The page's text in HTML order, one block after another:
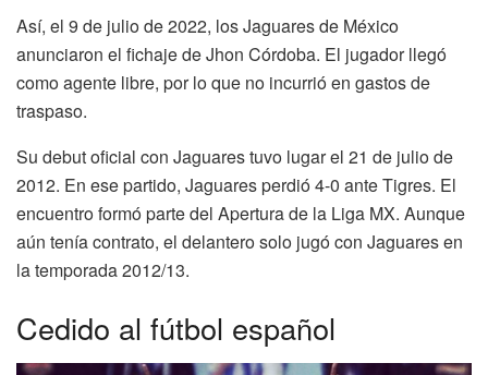
Así, el 9 de julio de 2022, los Jaguares de México
anunciaron el fichaje de Jhon Córdoba. El jugador llegó
como agente libre, por lo que no incurrió en gastos de
traspaso.
Su debut oficial con Jaguares tuvo lugar el 21 de julio de
2012. En ese partido, Jaguares perdió 4-0 ante Tigres. El
encuentro formó parte del Apertura de la Liga MX. Aunque
aún tenía contrato, el delantero solo jugó con Jaguares en
la temporada 2012/13.
Cedido al fútbol español